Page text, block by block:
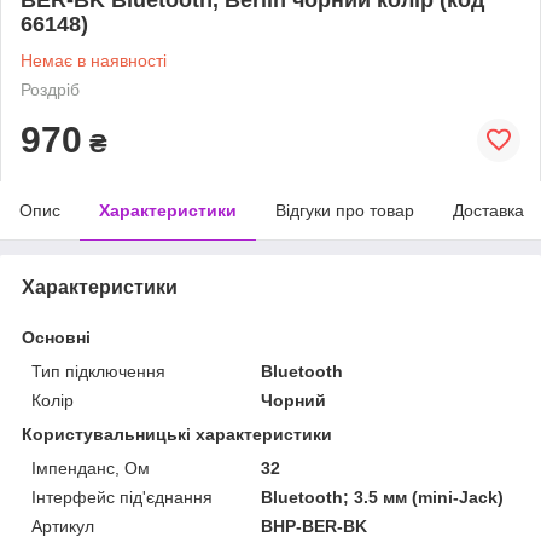
66148)
Немає в наявності
Роздріб
970 ₴
Опис Характеристики Відгуки про товар Доставка
Характеристики
Основні
Тип підключення
Bluetooth
Колір
Чорний
Користувальницькі характеристики
Імпенданс, Ом
32
Інтерфейс під'єднання
Bluetooth; 3.5 мм (mini-Jack)
Артикул
ВНР-BER-BK